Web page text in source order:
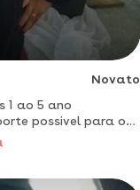
Novato
1 ao 5 ano
possivel para os